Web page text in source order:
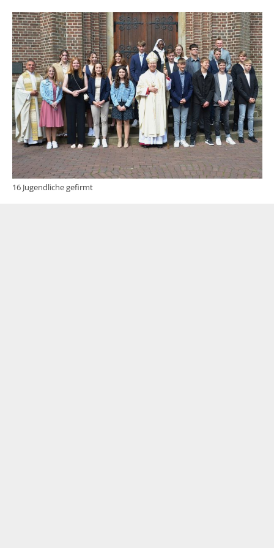
16 Jugendliche gefirmt